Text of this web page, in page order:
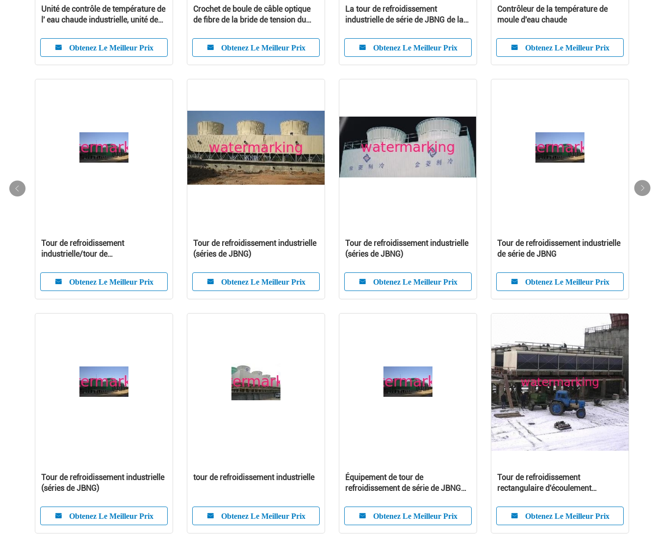
Unité de contrôle de température de
l' eau chaude industrielle, unité de
Obtenez Le Meilleur Prix
Crochet de boule de câble optique
de fibre de la bride de tension du
Obtenez Le Meilleur Prix
La tour de refroidissement
industrielle de série de JBNG de la
à 4500m3/H, réfrigération
appropriéeObtenez Le Meilleur Prix
Contrôleur de la température de
moule d'eau chaude
Obtenez Le Meilleur Prix
Tour de refroidissement
industrielle/tour de
refroidissement de la Chine (séries
de JBNG)Obtenez Le Meilleur Prix
Tour de refroidissement industrielle
(séries de JBNG)
Obtenez Le Meilleur Prix
Tour de refroidissement industrielle
(séries de JBNG)
Obtenez Le Meilleur Prix
Tour de refroidissement industrielle
de série de JBNG
Obtenez Le Meilleur Prix
Tour de refroidissement industrielle
(séries de JBNG)
Obtenez Le Meilleur Prix
tour de refroidissement industrielle
Obtenez Le Meilleur Prix
Équipement de tour de
refroidissement de série de JBNG
Obtenez Le Meilleur Prix
Tour de refroidissement
rectangulaire d'écoulement
PVC
Obtenez Le Meilleur Prix